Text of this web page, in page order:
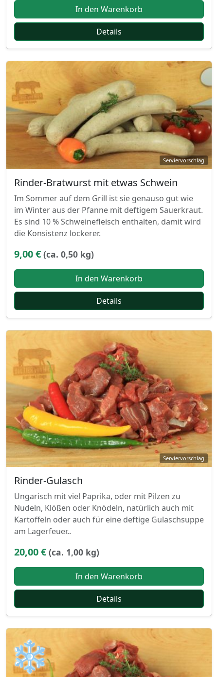
In den Warenkorb
Details
Rinder-Bratwurst mit etwas Schwein
Im Sommer auf dem Grill ist sie genauso gut wie
im Winter aus der Pfanne mit deftigem Sauerkraut.
Es sind 10 % Schweinefleisch enthalten, damit wird
die Konsistenz lockerer.
9,00 € (ca. 0,50 kg)
In den Warenkorb
Details
Rinder-Gulasch
Ungarisch mit viel Paprika, oder mit Pilzen zu
Nudeln, Klößen oder Knödeln, natürlich auch mit
Kartoffeln oder auch für eine deftige Gulaschsuppe
am Lagerfeuer..
20,00 € (ca. 1,00 kg)
In den Warenkorb
Details
❄